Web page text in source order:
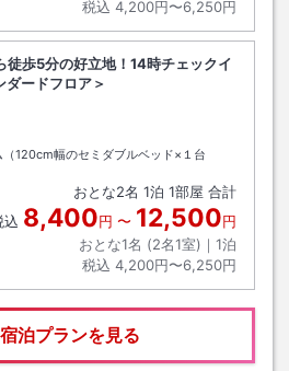
税込 4,200円〜6,250円
徒歩5分の好立地！14時チェックイ
ダードフロア＞
ト
（120cm幅のセミダブルベッド×１台
おとな2名 1泊 1部屋 合計
込 8,400円 〜 12,500円
おとな1名 (2名1室)｜ 1泊
税込 4,200円〜6,250円
泊プランを見る